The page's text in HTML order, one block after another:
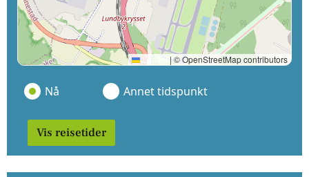
Leaflet | © OpenStreetMap contributors
Nå Annet tidspunkt
Vis reisetider